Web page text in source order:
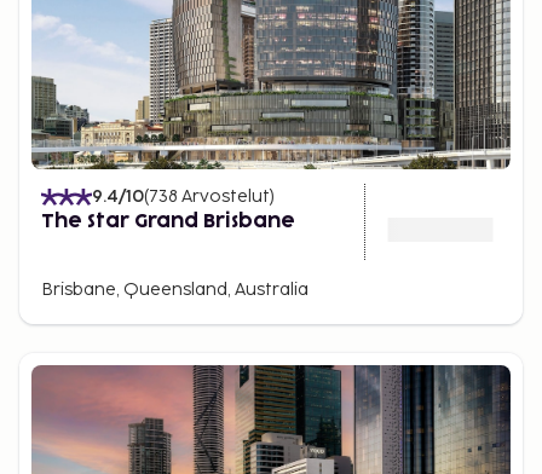
9.4/10(738 Arvostelut)
The Star Grand Brisbane
Brisbane, Queensland, Australia